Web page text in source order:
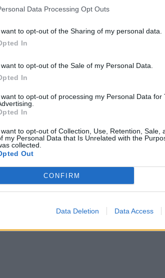
Data Processing Opt Outs
want to opt-out of the Sharing of my personal data.
In
want to opt-out of the Sale of my Personal Data.
In
want to opt-out of processing my Personal Data for
In
want to opt-out of Collection, Use, Retention, Sale,
my Personal Data that Is Unrelated with the
collected.
Out
CONFIRM
Data Deletion Data Access